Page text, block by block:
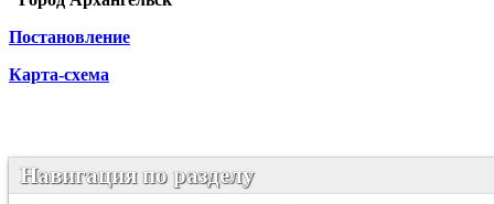
Постановление
Карта-схема
Навигация по разделу